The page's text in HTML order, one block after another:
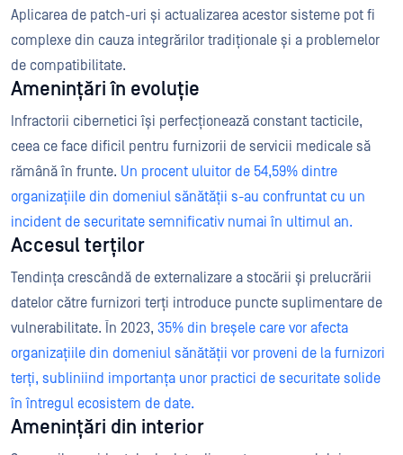
Aplicarea de patch-uri și actualizarea acestor sisteme pot fi
complexe din cauza integrărilor tradiționale și a problemelor
de compatibilitate.
Amenințări în evoluție
Infractorii cibernetici își perfecționează constant tacticile,
ceea ce face dificil pentru furnizorii de servicii medicale să
rămână în frunte. Un procent uluitor de 54,59% dintre
organizațiile din domeniul sănătății s-au confruntat cu un
incident de securitate semnificativ numai în ultimul an.
Accesul terților
Tendința crescândă de externalizare a stocării și prelucrării
datelor către furnizori terți introduce puncte suplimentare de
vulnerabilitate. În 2023, 35% din breșele care vor afecta
organizațiile din domeniul sănătății vor proveni de la furnizori
terți, subliniind importanța unor practici de securitate solide
în întregul ecosistem de date.
Amenințări din interior